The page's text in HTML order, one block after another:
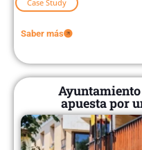
Case Study
Saber más
apuesta por